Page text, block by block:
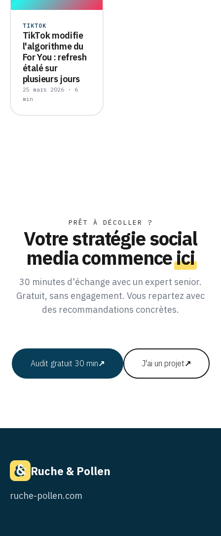
TIKTOK
TikTok modifie
l'algorithme du
For You : refresh
étalé sur
plusieurs jours
25 mars 2026 · 6
min
PRÊT À DÉCOLLER ?
Votre stratégie social
media commenceici
30 minutes d'échange avec un expert senior.
Gratuit, sans engagement. Vous repartez avec
des recommandations concrètes.
Audit gratuit 30 min↗ J'ai un projet↗
Ruche & Pollen
ruche-pollen.com